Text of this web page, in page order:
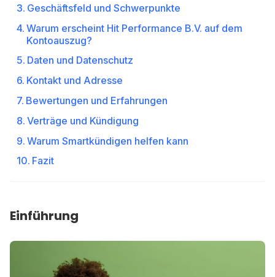
Geschäftsfeld und Schwerpunkte
Warum erscheint Hit Performance B.V. auf dem
Kontoauszug?
Daten und Datenschutz
Kontakt und Adresse
Bewertungen und Erfahrungen
Verträge und Kündigung
Warum Smartkündigen helfen kann
Fazit
Einführung